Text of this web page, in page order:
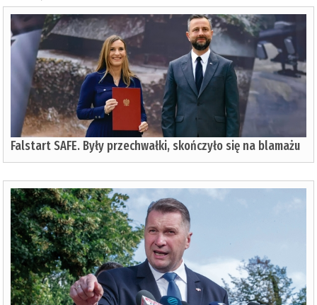
Falstart SAFE. Były przechwałki, skończyło się na blamażu